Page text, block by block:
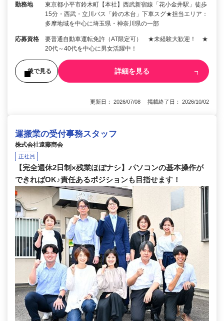
勤務地
東京都小平市鈴木町【本社】西武新宿線「花小金井駅」徒歩
15分・西武・立川バス「鈴の木台」下車スグ★担当エリア：
多摩地域を中心に埼玉県・神奈川県の一部
応募資格
要普通自動車運転免許（AT限定可） ★未経験大歓迎！ ★
20代～40代を中心に男女活躍中！
後で見る 詳細を見る
更新日： 2026/07/08 掲載終了日： 2026/10/02
運搬業の受付事務スタッフ
株式会社遠藤商会
正社員
【完全週休2日制×残業ほぼナシ】パソコンの基本操作が
できればOK♪責任あるポジションも目指せます！